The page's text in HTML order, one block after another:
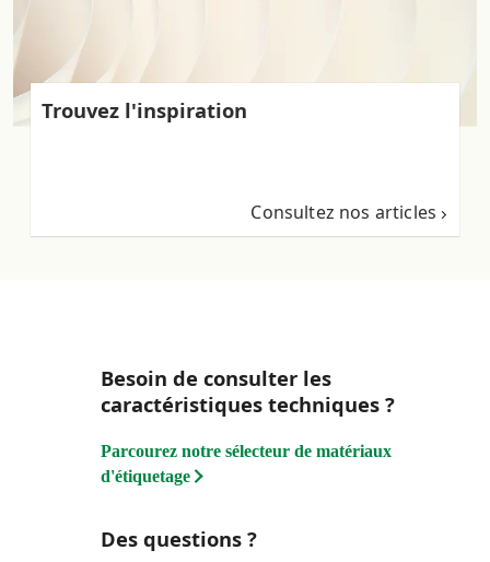
Trouvez l'inspiration
Consultez nos articles
Besoin de consulter les
caractéristiques techniques ?
Parcourez notre sélecteur de matériaux
d'étiquetage
Des questions ?